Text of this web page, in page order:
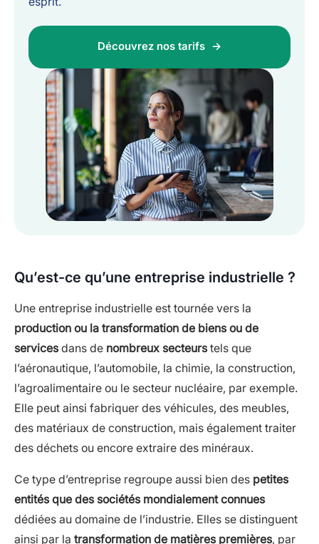
Découvrez nos tarifs
Qu’est-ce qu’une entreprise industrielle ?
Une entreprise industrielle est tournée vers la
production ou la transformation de biens ou de
servicesdans de nombreux secteurstels que
l’aéronautique, l’automobile, la chimie, la construction,
l’agroalimentaire ou le secteur nucléaire, par exemple.
Elle peut ainsi fabriquer des véhicules, des meubles,
des matériaux de construction, mais également traiter
des déchets ou encore extraire des minéraux.
Ce type d’entreprise regroupe aussi bien des petites
entités que des sociétés mondialement connues
dédiées au domaine de l’industrie. Elles se distinguent
ainsi par la transformation de matières premières, par